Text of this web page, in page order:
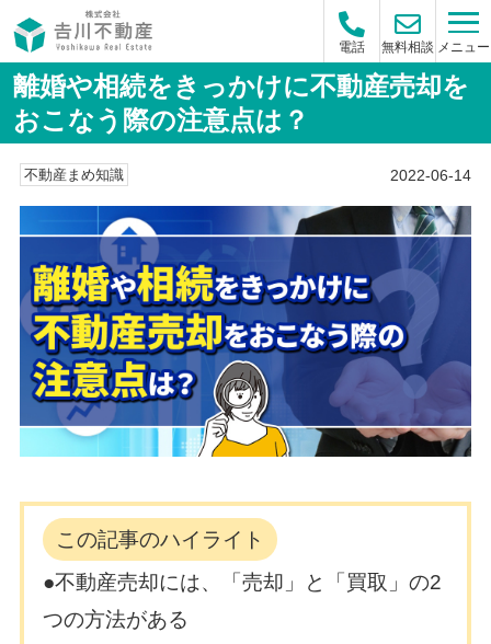
電話 無料相談 メニュー
離婚や相続をきっかけに不動産売却を
おこなう際の注意点は？
不動産まめ知識 2022-06-14
この記事のハイライト
●不動産売却には、「売却」と「買取」の2
つの方法がある